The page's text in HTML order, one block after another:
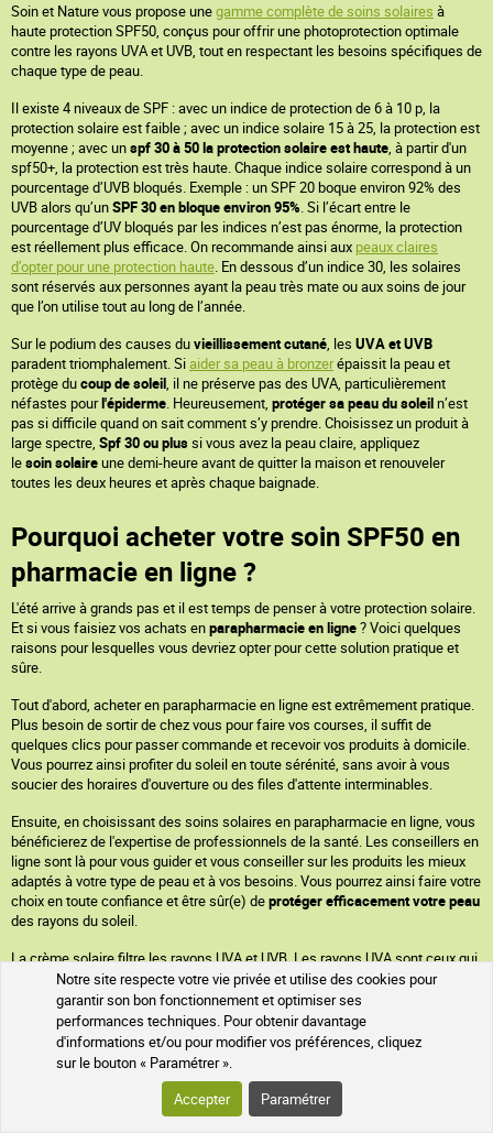
Notre site respecte votre vie privée et utilise des cookies pour
garantir son bon fonctionnement et optimiser ses
performances techniques. Pour obtenir davantage
d'informations et/ou pour modifier vos préférences, cliquez
sur le bouton « Paramétrer ».
Accepter
Paramétrer
Soin et Nature vous propose unegamme complète de soins solaires à
haute protection SPF50, conçus pour offrir une photoprotection optimale
contre les rayons UVA et UVB, tout en respectant les besoins spécifiques de
chaque type de peau.
Il existe 4 niveaux de SPF : avec un indice de protection de 6 à 10 p, la
protection solaire est faible ; avec un indice solaire 15 à 25, la protection est
moyenne ; avec unspf 30 à 50 la protection solaire est haute, à partir d'un
spf50+, la protection est très haute. Chaque indice solaire correspond à un
pourcentage d’UVB bloqués. Exemple : un SPF 20 boque environ 92% des
UVB alors qu’unSPF 30 en bloque environ 95%. Si l’écart entre le
pourcentage d’UV bloqués par les indices n’est pas énorme, la protection
est réellement plus efficace. On recommande ainsi aux peaux claires
d’opter pour une protection haute. En dessous d’un indice 30, les solaires
sont réservés aux personnes ayant la peau très mate ou aux soins de jour
que l’on utilise tout au long de l’année.
Sur le podium des causes duvieillissement cutané, les UVA et UVB
paradent triomphalement. Siaider sa peau à bronzerépaissit la peau et
protège ducoup de soleil, il ne préserve pas des UVA, particulièrement
néfastes pourl'épiderme. Heureusement, protéger sa peau du soleiln’est
pas si difficile quand on sait comment s’y prendre. Choisissez un produit à
large spectre, Spf 30 ou plussi vous avez la peau claire, appliquez
lesoin solaireune demi-heure avant de quitter la maison et renouveler
toutes les deux heures et après chaque baignade.
Pourquoi acheter votre soin SPF50 en
pharmacie en ligne ?
L'été arrive à grands pas et il est temps de penser à votre protection solaire.
Et si vous faisiez vos achats enparapharmacie en ligne? Voici quelques
raisons pour lesquelles vous devriez opter pour cette solution pratique et
sûre.
Tout d'abord, acheter en parapharmacie en ligne est extrêmement pratique.
Plus besoin de sortir de chez vous pour faire vos courses, il suffit de
quelques clics pour passer commande et recevoir vos produits à domicile.
Vous pourrez ainsi profiter du soleil en toute sérénité, sans avoir à vous
soucier des horaires d'ouverture ou des files d'attente interminables.
Ensuite, en choisissant des soins solaires en parapharmacie en ligne, vous
bénéficierez de l'expertise de professionnels de la santé. Les conseillers en
ligne sont là pour vous guider et vous conseiller sur les produits les mieux
adaptés à votre type de peau et à vos besoins. Vous pourrez ainsi faire votre
choix en toute confiance et être sûr(e) deprotéger efficacement votre peau
des rayons du soleil.
La crème solaire filtre les rayons UVA et UVB. Les rayons UVA sont ceux qui
causent le vieillissement de la peau et les rayons UVB sont ceux qui
causent les brûlures, les coups de soleil. Les rayons UVA sont ceux que l’on
ne voit pas, que l’on ne sent pas. Autrement dit, ce sont les plus
dangereux. N’oubliez pas que votrepeau est exposée quotidiennement au
, que vous le sentiez ou non. Le soleil derrière les nuages peut être
encore plus traitre que celui qu’on voit. Ainsi,ce n’est pas parce qu’il ne fait
pas chaud que les rayons du soleil ne vous touchent pas.